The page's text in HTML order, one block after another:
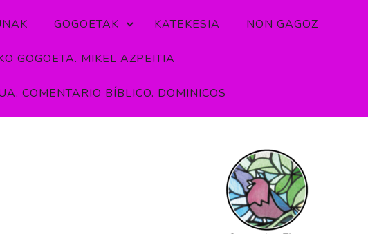
GOGOETAK KATEKESIA NON GAGOZ
GOGOETA. MIKEL AZPEITIA
COMENTARIO BÍBLICO. DOMINICOS